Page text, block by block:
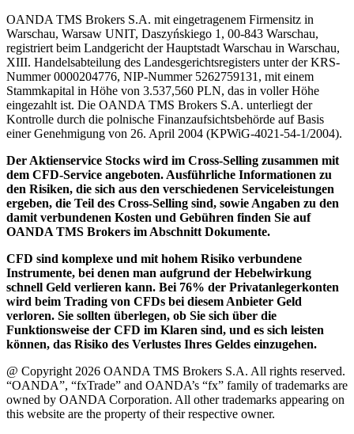
OANDA TMS Brokers S.A. mit eingetragenem Firmensitz in
Warschau, Warsaw UNIT, Daszyńskiego 1, 00-843 Warschau,
registriert beim Landgericht der Hauptstadt Warschau in Warschau,
XIII. Handelsabteilung des Landesgerichtsregisters unter der KRS-
Nummer 0000204776, NIP-Nummer 5262759131, mit einem
Stammkapital in Höhe von 3.537,560 PLN, das in voller Höhe
eingezahlt ist. Die OANDA TMS Brokers S.A. unterliegt der
Kontrolle durch die polnische Finanzaufsichtsbehörde auf Basis
einer Genehmigung von 26. April 2004 (KPWiG-4021-54-1/2004).
Der Aktienservice Stocks wird im Cross-Selling zusammen mit
dem CFD-Service angeboten. Ausführliche Informationen zu
den Risiken, die sich aus den verschiedenen Serviceleistungen
ergeben, die Teil des Cross-Selling sind, sowie Angaben zu den
damit verbundenen Kosten und Gebühren finden Sie auf
OANDA TMS Brokers im Abschnitt Dokumente.
CFD sind komplexe und mit hohem Risiko verbundene
Instrumente, bei denen man aufgrund der Hebelwirkung
schnell Geld verlieren kann. Bei 76% der Privatanlegerkonten
wird beim Trading von CFDs bei diesem Anbieter Geld
verloren. Sie sollten überlegen, ob Sie sich über die
Funktionsweise der CFD im Klaren sind, und es sich leisten
können, das Risiko des Verlustes Ihres Geldes einzugehen.
@ Copyright 2026 OANDA TMS Brokers S.A. All rights reserved.
“OANDA”, “fxTrade” and OANDA’s “fx” family of trademarks are
owned by OANDA Corporation. All other trademarks appearing on
this website are the property of their respective owner.